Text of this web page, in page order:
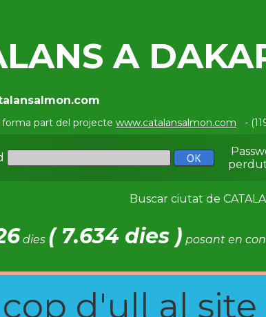
A
forma part del projecte www.catalansalmon.com -
Buscar ciutat de
dies ( 7.634 dies ) posant en
d'ull al site